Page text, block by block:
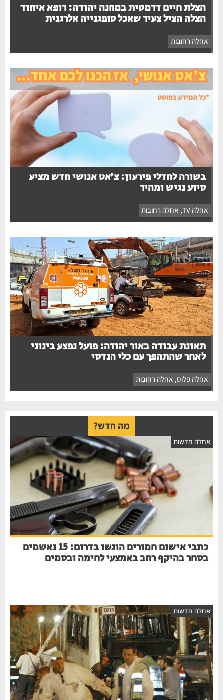
הצלת חיים דרמטית במחנה יהודה: רופא איחוד
הצלה הציל צעיר שאכל סופגנייה אלרגנית
אחלה רחובות
בשורה לחדלי פירעון: צ'אט אנושי חדש מציע
סיוע נגיש ומהיר
אחלה TV ,אחלה רחובות
תאונת עבודה באור יהודה: פועל נפצע בינוני
לאחר שהתהפך עם כלי הנדסי
אחלה פלוס ,אחלה רחובות
מה חדש?
חדשות
כתבי אישום חמורים הוגשו בדרום: 15 נאשמים
בסחר בהיקף רחב באמצעי לחימה ובסמים
חדשות